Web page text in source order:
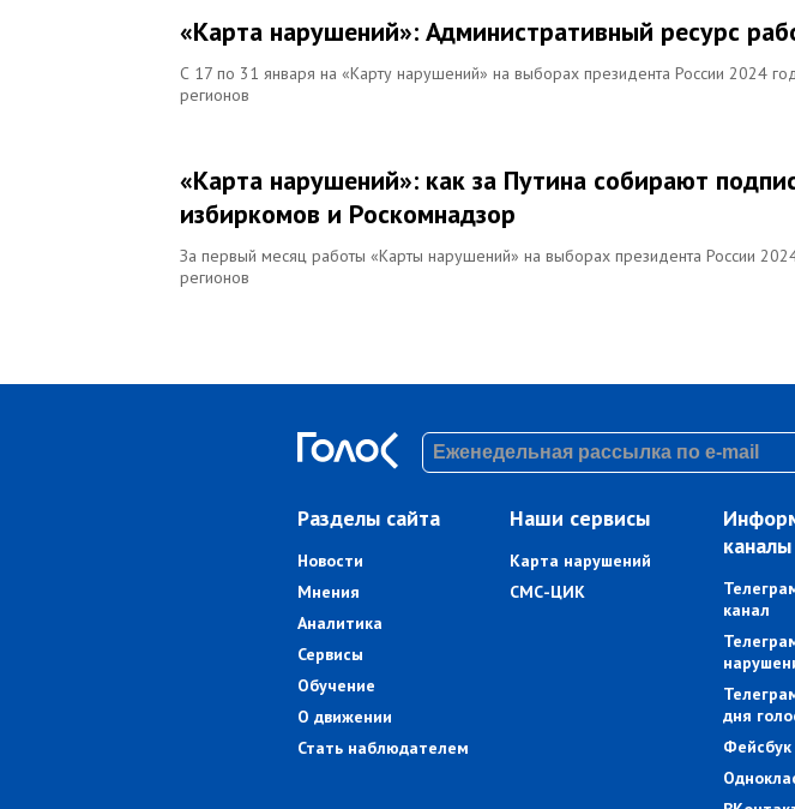
«Карта нарушений»: Административный ресурс
С 17 по 31 января на «Карту нарушений» на выборах президента России 2024
регионов
«Карта нарушений»: как за Путина собирают
избиркомов и Роскомнадзор
За первый месяц работы «Карты нарушений» на выборах президента России
регионов
Разделы сайта
Новости
Мнения
Аналитика
Сервисы
Обучение
О движении
Стать наблюдателем
Наши сервисы
Карта нарушений
СМС-ЦИК
каналы
канал
дня
Фейсбук